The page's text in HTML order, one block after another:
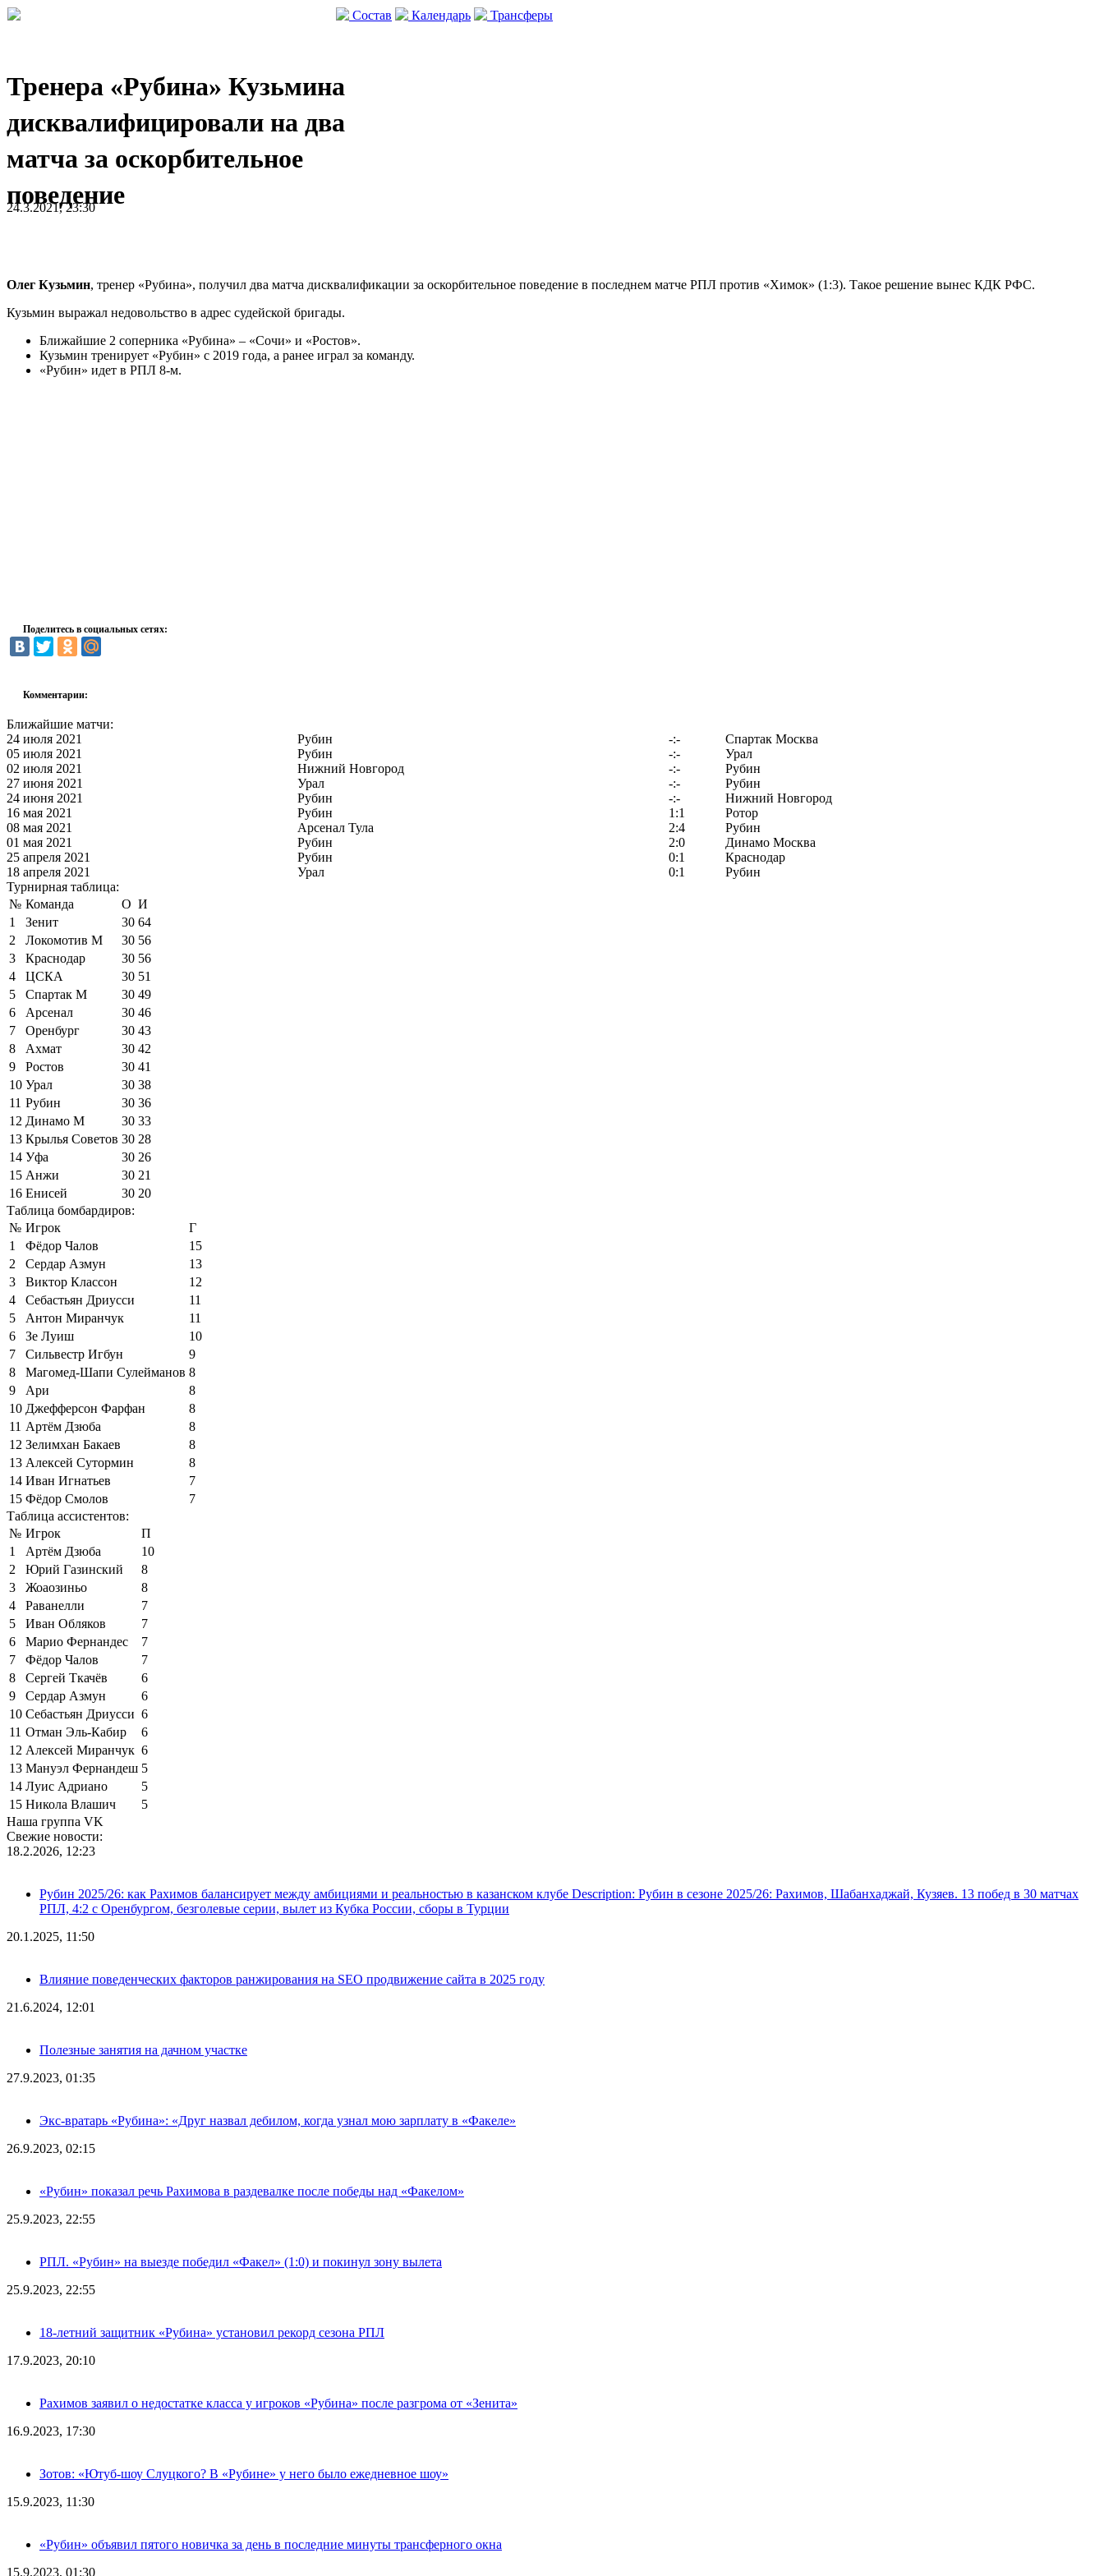
Состав Календарь Трансферы
Тренера «Рубина» Кузьмина
дисквалифицировали на два
матча за оскорбительное
поведение
24.3.2021, 23:30
Олег Кузьмин, тренер «Рубина», получил два матча дисквалификации за оскорбительное поведение в последнем матче РПЛ против «Химок» (1:3). Такое решение вынес КДК РФС.
Кузьмин выражал недовольство в адрес судейской бригады.
Ближайшие 2 соперника «Рубина» – «Сочи» и «Ростов».
Кузьмин тренирует «Рубин» с 2019 года, а ранее играл за команду.
«Рубин» идет в РПЛ 8-м.
Поделитесь в социальных сетях:
Комментарии:
Ближайшие матчи:
24 июля 2021
Рубин -:-
Спартак Москва
05 июля 2021
Рубин -:-
Урал
02 июля 2021
Нижний Новгород -:-
Рубин
27 июня 2021
Урал -:-
Рубин
24 июня 2021
Рубин -:-
Нижний Новгород
16 мая 2021
Рубин 1:1
Ротор
08 мая 2021
Арсенал Тула 2:4
Рубин
01 мая 2021
Рубин 2:0
Динамо Москва
25 апреля 2021
Рубин 0:1
Краснодар
18 апреля 2021
Урал 0:1
Рубин
Турнирная таблица:
№ Команда О И
1
Зенит 30 64
2
Локомотив М 30 56
3
Краснодар 30 56
4
ЦСКА 30 51
5
Спартак М 30 49
6
Арсенал 30 46
7
Оренбург 30 43
8
Ахмат 30 42
9
Ростов 30 41
10 Урал 30 38
11 Рубин 30 36
12 Динамо М 30 33
13 Крылья Советов 30 28
14 Уфа 30 26
15 Анжи 30 21
16 Енисей 30 20
Таблица бомбардиров:
№ Игрок
Г
1
Фёдор Чалов
15
2
Сердар Азмун
13
3
Виктор Классон
12
4
Себастьян Дриусси
11
5
Антон Миранчук
11
6
Зе Луиш
10
7
Сильвестр Игбун
9
8
Магомед-Шапи Сулейманов 8
9
Ари
8
10 Джефферсон Фарфан
8
11 Артём Дзюба
8
12 Зелимхан Бакаев
8
13 Алексей Сутормин
8
14 Иван Игнатьев
7
15 Фёдор Смолов
7
Таблица ассистентов:
№ Игрок
П
1
Артём Дзюба
10
2
Юрий Газинский
8
3
Жоаозиньо
8
4
Раванелли
7
5
Иван Обляков
7
6
Марио Фернандес
7
7
Фёдор Чалов
7
8
Сергей Ткачёв
6
9
Сердар Азмун
6
10 Себастьян Дриусси 6
11 Отман Эль-Кабир
6
12 Алексей Миранчук 6
13 Мануэл Фернандеш 5
14 Луис Адриано
5
15 Никола Влашич
5
Наша группа VK
Свежие новости:
18.2.2026, 12:23
Рубин 2025/26: как Рахимов балансирует между амбициями и реальностью в казанском клубе Description: Рубин в сезоне 2025/26: Рахимов, Шабанхаджай, Кузяев. 13 побед в 30 матчах
РПЛ, 4:2 с Оренбургом, безголевые серии, вылет из Кубка России, сборы в Турции
20.1.2025, 11:50
Влияние поведенческих факторов ранжирования на SEO продвижение сайта в 2025 году
21.6.2024, 12:01
Полезные занятия на дачном участке
27.9.2023, 01:35
Экс-вратарь «Рубина»: «Друг назвал дебилом, когда узнал мою зарплату в «Факеле»
26.9.2023, 02:15
«Рубин» показал речь Рахимова в раздевалке после победы над «Факелом»
25.9.2023, 22:55
РПЛ. «Рубин» на выезде победил «Факел» (1:0) и покинул зону вылета
25.9.2023, 22:55
18-летний защитник «Рубина» установил рекорд сезона РПЛ
17.9.2023, 20:10
Рахимов заявил о недостатке класса у игроков «Рубина» после разгрома от «Зенита»
16.9.2023, 17:30
Зотов: «Ютуб-шоу Слуцкого? В «Рубине» у него было ежедневное шоу»
15.9.2023, 11:30
«Рубин» объявил пятого новичка за день в последние минуты трансферного окна
15.9.2023, 01:30